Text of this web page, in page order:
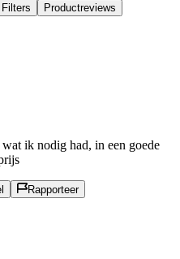
Filters Productreviews
ik nodig had, in een goede
Rapporteer